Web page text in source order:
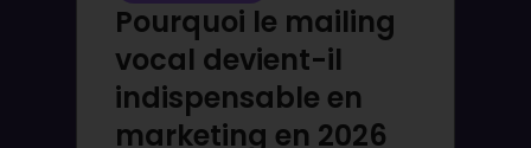
Pourquoi le mailing
vocal devient-il
indispensable en
marketing en 2026